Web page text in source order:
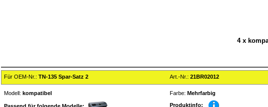
4 x
Für OEM-Nr.: TN-135 Spar-Satz 2 Art.-Nr.: 21BR02012
Modell: kompatibel Farbe: Mehrfarbig
Produktinfo: